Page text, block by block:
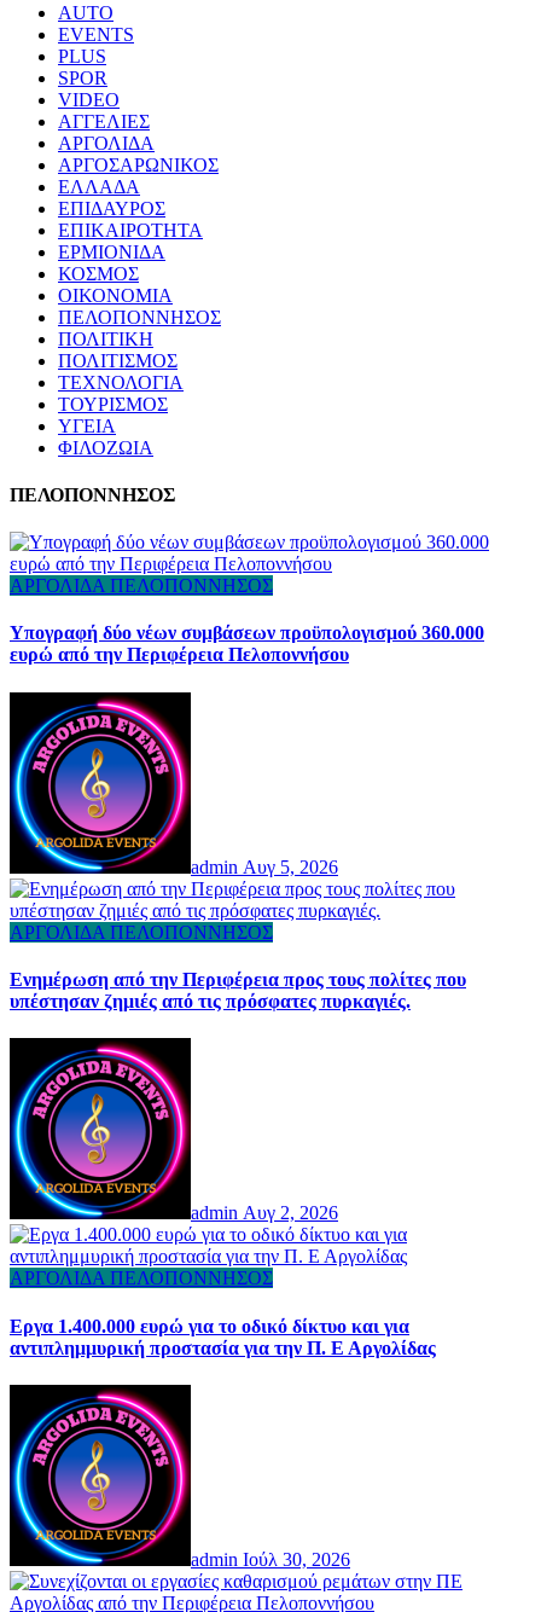
AUTO
EVENTS
PLUS
SPOR
VIDEO
ΑΓΓΕΛΙΕΣ
ΑΡΓΟΛΙΔΑ
ΑΡΓΟΣΑΡΩΝΙΚΟΣ
ΕΛΛΑΔΑ
ΕΠΙΔΑΥΡΟΣ
ΕΠΙΚΑΙΡΟΤΗΤΑ
ΕΡΜΙΟΝΙΔΑ
ΚΟΣΜΟΣ
ΟΙΚΟΝΟΜΙΑ
ΠΕΛΟΠΟΝΝΗΣΟΣ
ΠΟΛΙΤΙΚΗ
ΠΟΛΙΤΙΣΜΟΣ
ΤΕΧΝΟΛΟΓΙΑ
ΤΟΥΡΙΣΜΟΣ
ΥΓΕΙΑ
ΦΙΛΟΖΩΙΑ
ΠΕΛΟΠΟΝΝΗΣΟΣ
ΑΡΓΟΛΙΔΑ ΠΕΛΟΠΟΝΝΗΣΟΣ
Υπογραφή δύο νέων συμβάσεων προϋπολογισμού 360.000
ευρώ από την Περιφέρεια Πελοποννήσου
admin Αυγ 5, 2026
ΑΡΓΟΛΙΔΑ ΠΕΛΟΠΟΝΝΗΣΟΣ
Ενημέρωση από την Περιφέρεια προς τους πολίτες που
υπέστησαν ζημιές από τις πρόσφατες πυρκαγιές.
admin Αυγ 2, 2026
ΑΡΓΟΛΙΔΑ ΠΕΛΟΠΟΝΝΗΣΟΣ
Εργα 1.400.000 ευρώ για το οδικό δίκτυο και για
αντιπλημμυρική προστασία για την Π. Ε Αργολίδας
admin Ιούλ 30, 2026